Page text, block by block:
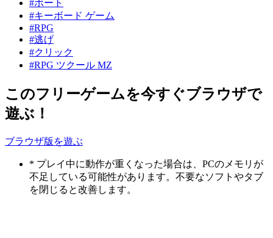
#ボート
#キーボード ゲーム
#RPG
#逃げ
#クリック
#RPG ツクール MZ
このフリーゲームを今すぐブラウザで
遊ぶ！
ブラウザ版を遊ぶ
* プレイ中に動作が重くなった場合は、PCのメモリが
不足している可能性があります。不要なソフトやタブ
を閉じると改善します。